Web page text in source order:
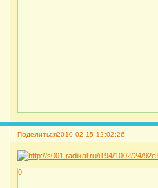
Поделиться2010-02-15 12:02:26
0